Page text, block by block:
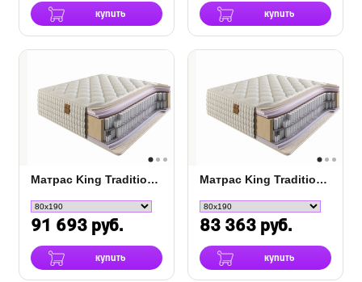
купить купить
Матрас King Traditions Coal DS
91 693 руб.
купить
Матрас King Tradition Soft TFK
83 363 руб.
купить